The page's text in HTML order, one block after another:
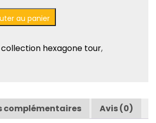
au panier
collection hexagone tour,
complémentaires Avis (0)